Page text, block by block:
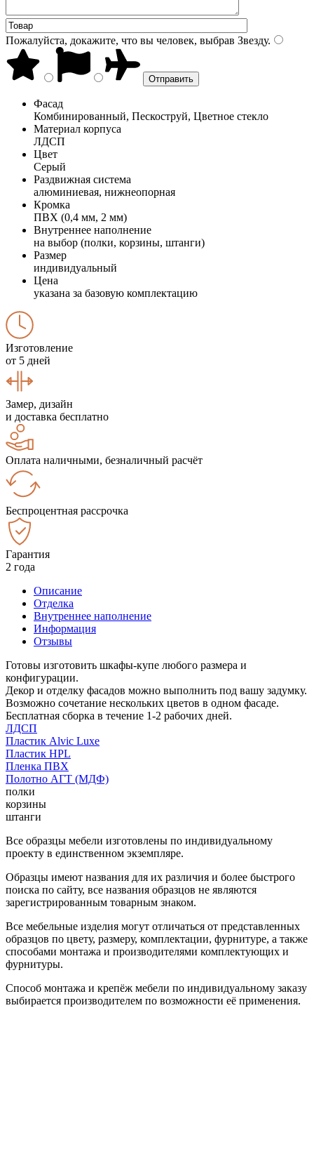
Пожалуйста, докажите, что вы человек, выбрав Звезду.
Фасад
Комбинированный, Пескоструй, Цветное стекло
Материал корпуса
ЛДСП
Цвет
Серый
Раздвижная система
алюминиевая, нижнеопорная
Кромка
ПВХ (0,4 мм, 2 мм)
Внутреннее наполнение
на выбор (полки, корзины, штанги)
Размер
индивидуальный
Цена
указана за базовую комплектацию
Изготовление
от 5 дней
Замер, дизайн
и доставка бесплатно
Оплата наличными, безналичный расчёт
Беспроцентная рассрочка
Гарантия
2 года
Описание
Отделка
Внутреннее наполнение
Информация
Отзывы
Готовы изготовить шкафы-купе любого размера и
конфигурации.
Декор и отделку фасадов можно выполнить под вашу задумку.
Возможно сочетание нескольких цветов в одном фасаде.
Бесплатная сборка в течение 1-2 рабочих дней.
ЛДСП
Пластик Alvic Luxe
Пластик HPL
Пленка ПВХ
Полотно АГТ (МДФ)
полки
корзины
штанги
Все образцы мебели изготовлены по индивидуальному
проекту в единственном экземпляре.
Образцы имеют названия для их различия и более быстрого
поиска по сайту, все названия образцов не являются
зарегистрированным товарным знаком.
Все мебельные изделия могут отличаться от представленных
образцов по цвету, размеру, комплектации, фурнитуре, а также
способами монтажа и производителями комплектующих и
фурнитуры.
Способ монтажа и крепёж мебели по индивидуальному заказу
выбирается производителем по возможности её применения.